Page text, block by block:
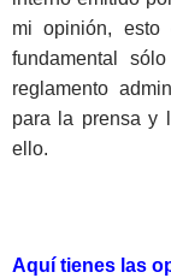
mi opinión, esto
fundamental
reglamento
para la prensa y
ello.
Aquí tienes las